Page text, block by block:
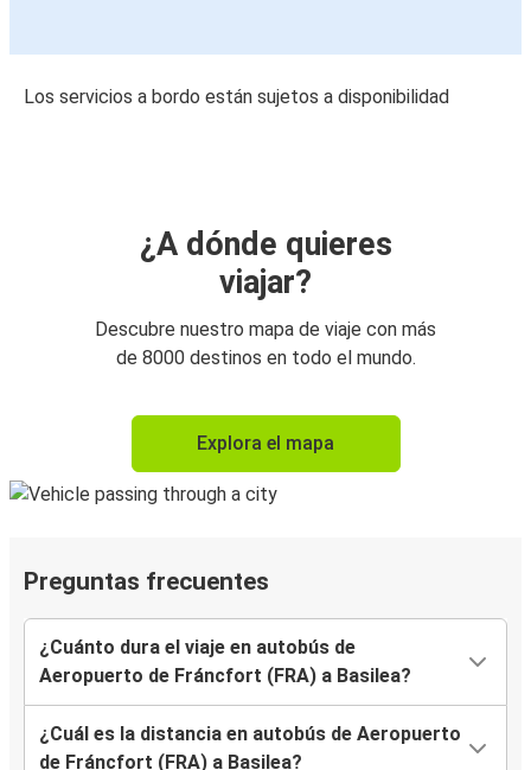
Los servicios a bordo están sujetos a disponibilidad
¿A dónde quieres
viajar?
Descubre nuestro mapa de viaje con más
de 8000 destinos en todo el mundo.
Explora el mapa
Preguntas frecuentes
¿Cuánto dura el viaje en autobús de
Aeropuerto de Fráncfort (FRA) a Basilea?
¿Cuál es la distancia en autobús de Aeropuerto
de Fráncfort (FRA) a Basilea?